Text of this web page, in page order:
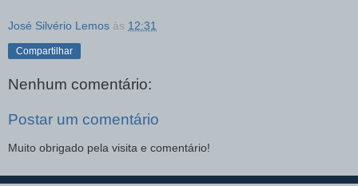
José Silvério Lemos às 12:31
Compartilhar
Nenhum comentário:
Postar um comentário
Muito obrigado pela visita e comentário!